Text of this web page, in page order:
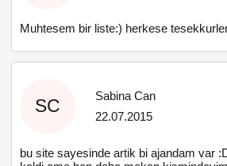
Muhtesem bir liste:) herkese
SC
Sabina Can
22.07.2015
bu site sayesinde artik bi ajandam var